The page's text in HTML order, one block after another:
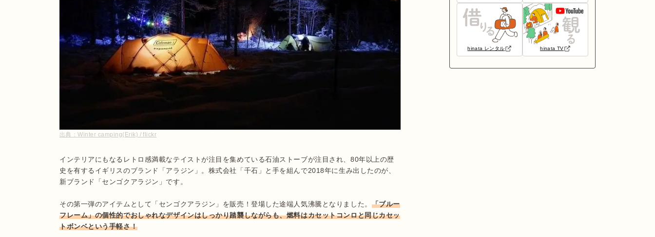
出典：Winter camping(Erik) / flickr
インテリアにもなるレトロ感満載なテイストが注目を集めている石油ストーブが注目され、80年以上の歴
史を有するイギリスのブランド「アラジン」。株式会社「千石」と手を組んで2018年に生み出したのが、
新ブランド「センゴクアラジン」です。
その第一弾のアイテムとして「センゴクアラジン」を販売！登場した途端人気沸騰となりました。 「ブルー
フレーム」の個性的でおしゃれなデザインはしっかり踏襲しながらも、燃料はカセットコンロと同じカセッ
トボンベという手軽さ！
hinata レンタル hinata TV